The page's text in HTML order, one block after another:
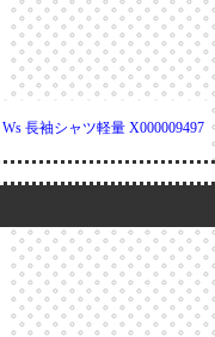
長袖シャツ軽量 X000009497